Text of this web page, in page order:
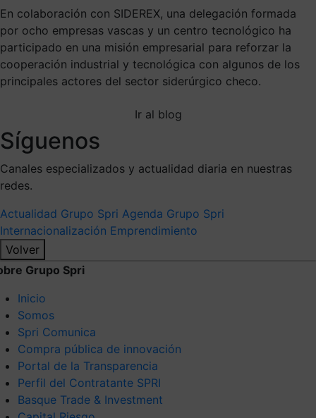
En colaboración con SIDEREX, una delegación formada
por ocho empresas vascas y un centro tecnológico ha
participado en una misión empresarial para reforzar la
cooperación industrial y tecnológica con algunos de los
principales actores del sector siderúrgico checo.
Ir al blog
Síguenos
Canales especializados y actualidad diaria en nuestras
redes.
Actualidad Grupo Spri Agenda Grupo Spri
Internacionalización Emprendimiento
Volver
Grupo Spri
Inicio
Somos
Spri Comunica
Compra pública de innovación
Portal de la Transparencia
Perfil del Contratante SPRI
Basque Trade & Investment